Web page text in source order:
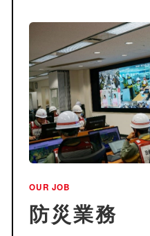
OUR JOB
防災業務